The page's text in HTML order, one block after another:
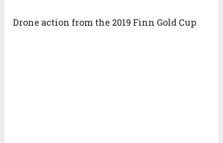
Drone action from the 2019 Finn Gold Cup